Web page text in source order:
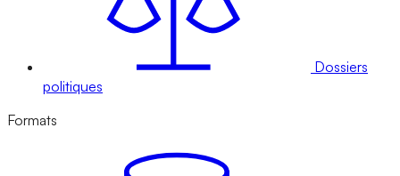
Dossiers
politiques
Formats